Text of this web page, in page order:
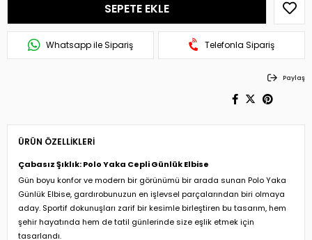
Whatsapp ile Sipariş Telefonla Sipariş
Paylaş
ÜRÜN ÖZELLIKLERI
Çabasız Şıklık: Polo Yaka Cepli Günlük Elbise
Gün boyu konfor ve modern bir görünümü bir arada sunan Polo Yaka
Günlük Elbise, gardırobunuzun en işlevsel parçalarından biri olmaya
aday. Sportif dokunuşları zarif bir kesimle birleştiren bu tasarım, hem
şehir hayatında hem de tatil günlerinde size eşlik etmek için
tasarlandı.